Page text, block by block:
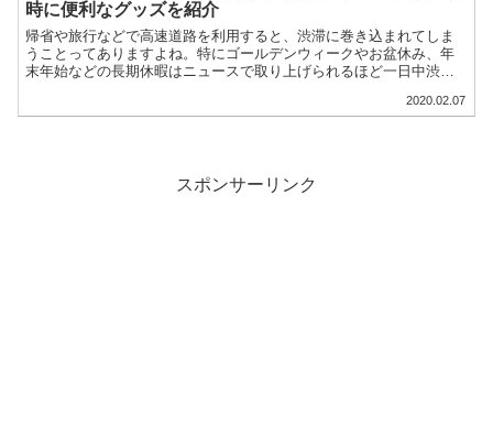
時に便利なグッズを紹介
帰省や旅行などで高速道路を利用すると、渋滞に巻き込まれてしま
うことってありますよね。特にゴールデンウィークやお盆休み、年
末年始などの長期休暇はニュースで取り上げられるほど一日中渋滞
2020.02.07
スポンサーリンク